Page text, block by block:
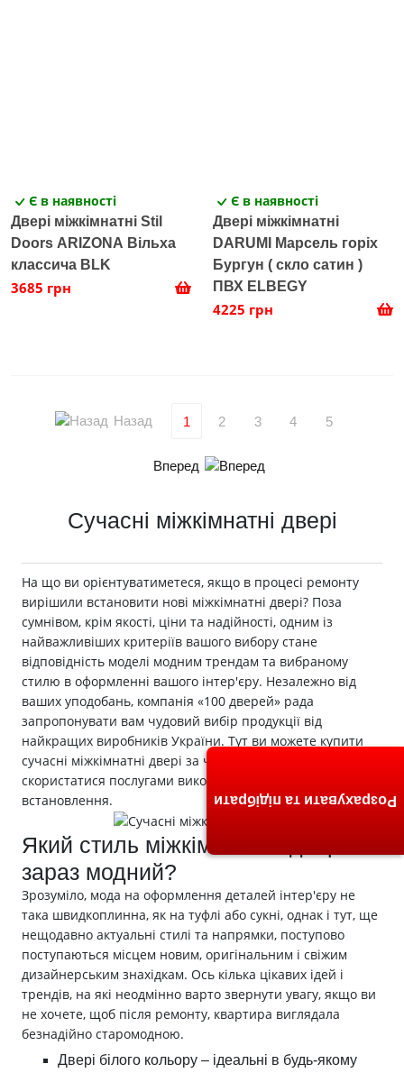
Є в наявності
Двері міжкімнатні Stil
Doors ARIZONA Вільха
классича BLK
3685 грн
Є в наявності
Двері міжкімнатні
DARUMI Марсель горіх
Бургун ( скло сатин )
ПВХ ELBEGY
4225 грн
Назад 1 2 3 4 5
Вперед
Сучасні міжкімнатні двері
На що ви орієнтуватиметеся, якщо в процесі ремонту
вирішили встановити нові міжкімнатні двері? Поза
сумнівом, крім якості, ціни та надійності, одним із
найважливіших критеріїв вашого вибору стане
відповідність моделі модним трендам та вибраному
стилю в оформленні вашого інтер'єру. Незалежно від
ваших уподобань, компанія «100 дверей» рада
запропонувати вам чудовий вибір продукції від
найкращих виробників України. Тут ви можете купити
сучасні міжкімнатні двері за чудовою ціною,
скористатися послугами виконання вимірів, доставки та
встановлення.
Який стиль міжкімнатних дверей
зараз модний?
Зрозуміло, мода на оформлення деталей інтер'єру не
така швидкоплинна, як на туфлі або сукні, однак і тут, ще
нещодавно актуальні стилі та напрямки, поступово
поступаються місцем новим, оригінальним і свіжим
дизайнерським знахідкам. Ось кілька цікавих ідей і
трендів, на які неодмінно варто звернути увагу, якщо ви
не хочете, щоб після ремонту, квартира виглядала
безнадійно старомодною.
Двері білого кольору – ідеальні в будь-якому
Розрахувати та підібрати